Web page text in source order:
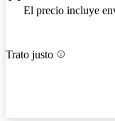
El precio incluye
Trato justo